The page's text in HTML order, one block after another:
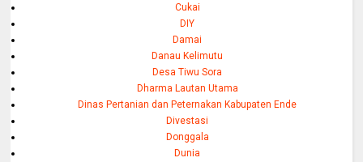
Cukai
DIY
Damai
Danau Kelimutu
Desa Tiwu Sora
Dharma Lautan Utama
Dinas Pertanian dan Peternakan Kabupaten Ende
Divestasi
Donggala
Dunia